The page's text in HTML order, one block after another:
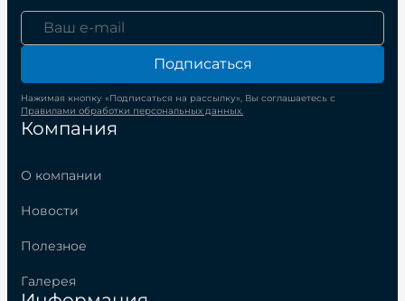
Компания
О компании
Новости
Полезное
Галерея
Подписаться
Нажимая кнопку «Подписаться на рассылку», Вы соглашаетесь с
Правилами обработки персональных данных.